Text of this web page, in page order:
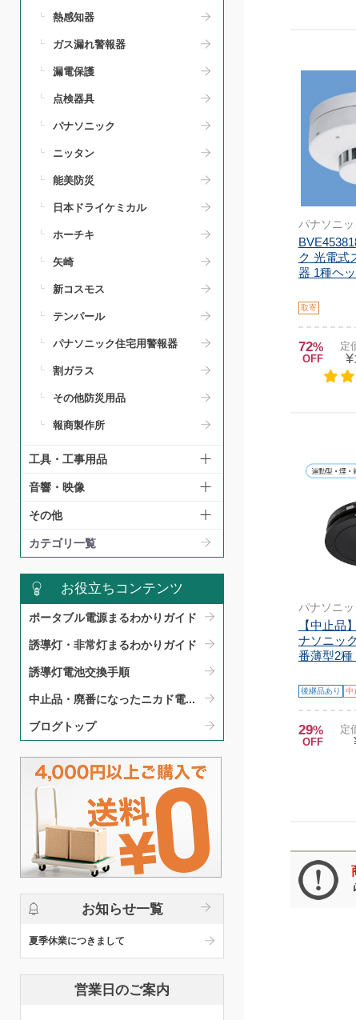
熱感知器
ガス漏れ警報器
漏電保護
点検器具
パナソニック
ニッタン
能美防災
日本ドライケミカル
ホーチキ
矢崎
新コスモス
テンパール
パナソニック住宅用警報器
割ガラス
その他防災用品
報商製作所
工具・工事用品
音響・映像
その他
カテゴリ一覧
お役立ちコンテンツ
ポータブル電源まるわかりガイド​
誘導灯・非常灯まるわかりガイド​
誘導灯電池交換手順​
中止品・廃番になったニカド電...
ブログトップ
お知らせ一覧
夏季休業につきまして
営業日のご案内
パナソニッ
ク 光電式
器 1種ヘ
取寄
72%
OFF
定
パナソニッ
【中止品
ナソニッ
番薄型2種
後継品あり 中
29%
OFF
定